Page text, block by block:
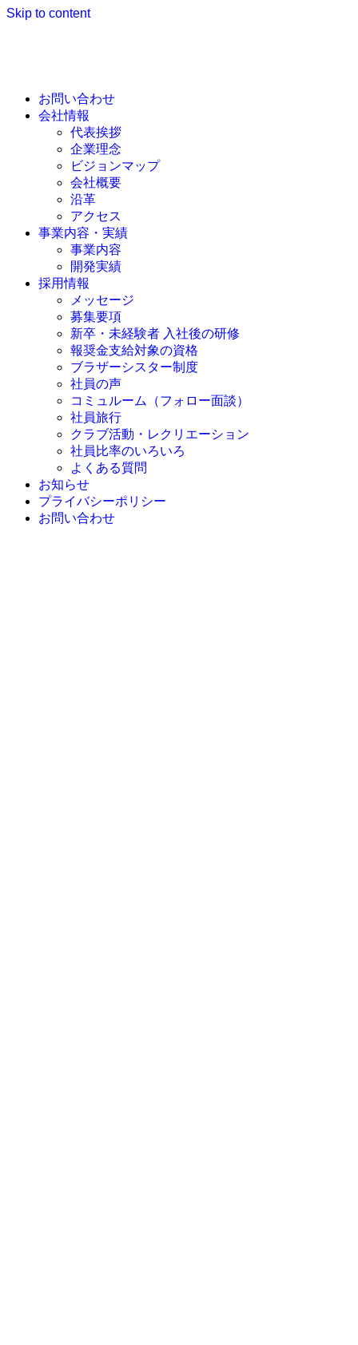
Skip to content
お問い合わせ
会社情報
代表挨拶
企業理念
ビジョンマップ
会社概要
沿革
アクセス
事業内容・実績
事業内容
開発実績
採用情報
メッセージ
募集要項
新卒・未経験者 入社後の研修
報奨金支給対象の資格
ブラザーシスター制度
社員の声
コミュルーム（フォロー面談）
社員旅行
クラブ活動・レクリエーション
社員比率のいろいろ
よくある質問
お知らせ
プライバシーポリシー
お問い合わせ